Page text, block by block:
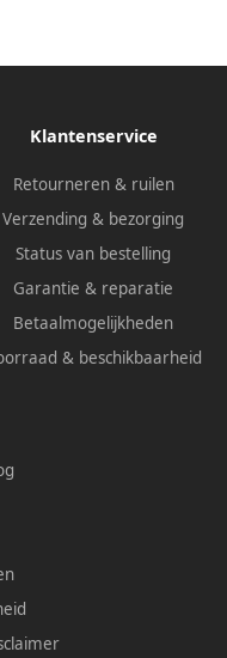
Klantenservice
Retourneren & ruilen
Verzending & bezorging
Status van bestelling
Garantie & reparatie
Betaalmogelijkheden
& beschikbaarheid